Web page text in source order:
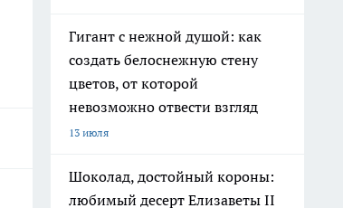
Гигант с нежной душой: как
создать белоснежную стену
цветов, от которой
невозможно отвести взгляд
13 июля
Шоколад, достойный короны:
любимый десерт Елизаветы II